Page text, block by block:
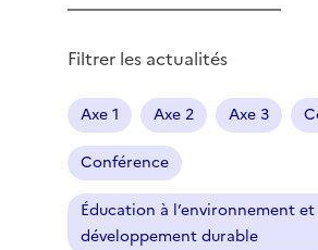
Filtrer les actualités
Axe 1 Axe 2 Axe 3
Conférence
Éducation à l’environnement et
développement durable